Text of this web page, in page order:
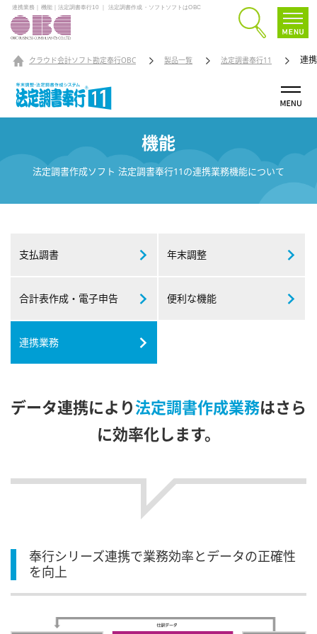
連携業務｜機能｜法定調書奉行10 ｜ 法定調書作成・ソフトソフトはOBC
クラウド会計ソフト勘定奉行OBC 製品一覧 法定調書奉行11 連
機能
法定調書作成ソフト 法定調書奉行11の連携業務機能について
支払調書 年末調整
合計表作成・ 電子申告 便利な機能
連携業務
データ連携により法定調書作成業務はさら
に効率化します。
奉行シリーズ連携で業務効率とデータの正確性
を向上